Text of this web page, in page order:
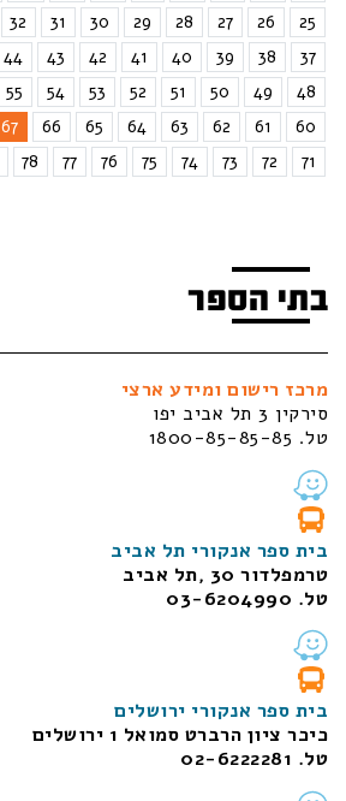
25
26
27
28
29
30
31
32
37
38
39
40
41
42
43
44
48
49
50
51
52
53
54
55
60
61
62
63
64
65
66
67
71
72
73
74
75
76
77
78
בתי הספר
מרכז רישום ומידע ארצי
סירקין 3 תל אביב יפו
טל. 1800-85-85-85
בית ספר אנקורי תל אביב
טרמפלדור 30 ,תל אביב
טל. 03-6204990
בית ספר אנקורי ירושלים
כיכר ציון הרברט סמואל 1
ירושלים
טל. 02-6222281